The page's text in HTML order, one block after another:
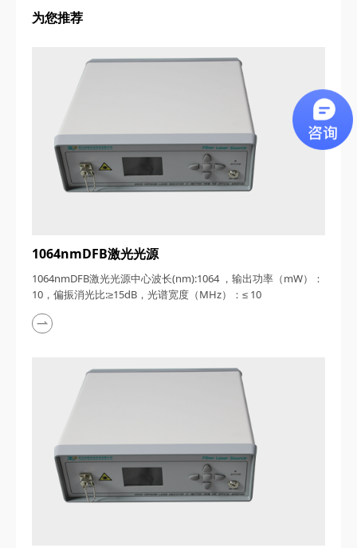
为您推荐
1064nmDFB激光光源
1064nmDFB激光光源中心波长(nm):1064 ，输出功率（mW）：
10，偏振消光比:≥15dB，光谱宽度（MHz）：≤ 10